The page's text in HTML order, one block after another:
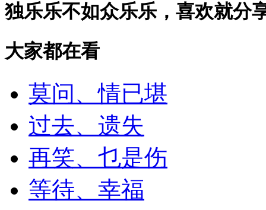
独乐乐不如众乐乐，喜欢就分
大家都在看
莫问、情已堪
过去、遗失
再笑、乜是伤
等待、幸福